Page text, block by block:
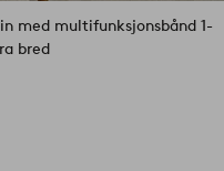
med multifunksjonsbånd 1-
bred